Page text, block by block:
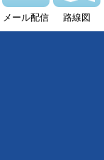
メール配信 路線図